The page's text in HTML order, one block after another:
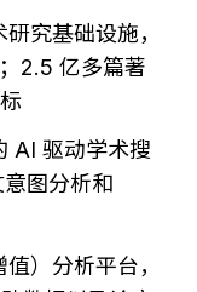
究基础设施，
2.5 亿多篇著
AI 驱动学术搜
图分析和
）分析平台，